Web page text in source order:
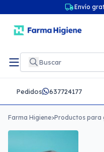
Envío
Pedidos 637724177
Farma Higiene>Productos para